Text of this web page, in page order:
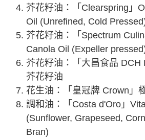
芥花籽油：「Clearspring」
Oil (Unrefined, Cold
芥花籽油：「Spectrum
Canola Oil (Expeller
芥花籽油：「大昌食品 DCH
芥花籽油
花生油：「皇冠牌 Crown」
調和油：「Costa d'Oro」
(Sunflower, Grapeseed,
Bran)